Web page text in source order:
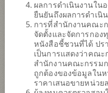
SCBRMCTECH
กองทุนเปิดไทยพาณิชย์ China
ระดับความเสี่ยง
NAV ประจำวัน
(ตามสกุลเงินของกองทุน)
ผลการดำเนินงานใน
ยืนยันถึงผลการดำเนิ
การที่สำนักงานคณะ
จัดตั้งและจัดการกอง
หนังสือชี้ชวนที่ได้ ปร
เป็นการแสดงว่าคณะ
สำนักงานคณะกรรม
ถูกต้องของข้อมูลใน
ราคาเสนอขายหน่วย